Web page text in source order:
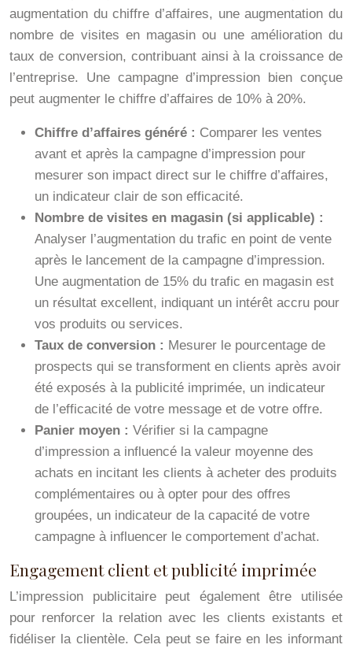
augmentation du chiffre d’affaires, une augmentation du
nombre de visites en magasin ou une amélioration du
taux de conversion, contribuant ainsi à la croissance de
l’entreprise. Une campagne d’impression bien conçue
peut augmenter le chiffre d’affaires de 10% à 20%.
Chiffre d’affaires généré : Comparer les ventes
avant et après la campagne d’impression pour
mesurer son impact direct sur le chiffre d’affaires,
un indicateur clair de son efficacité.
Nombre de visites en magasin (si applicable) :
Analyser l’augmentation du trafic en point de vente
après le lancement de la campagne d’impression.
Une augmentation de 15% du trafic en magasin est
un résultat excellent, indiquant un intérêt accru pour
vos produits ou services.
Taux de conversion : Mesurer le pourcentage de
prospects qui se transforment en clients après avoir
été exposés à la publicité imprimée, un indicateur
de l’efficacité de votre message et de votre offre.
Panier moyen : Vérifier si la campagne
d’impression a influencé la valeur moyenne des
achats en incitant les clients à acheter des produits
complémentaires ou à opter pour des offres
groupées, un indicateur de la capacité de votre
campagne à influencer le comportement d’achat.
Engagement client et publicité imprimée
L’impression publicitaire peut également être utilisée
pour renforcer la relation avec les clients existants et
fidéliser la clientèle. Cela peut se faire en les informant